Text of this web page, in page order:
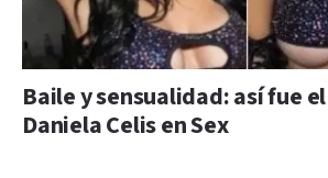
Baile y sensualidad: así fue
Daniela Celis en Sex